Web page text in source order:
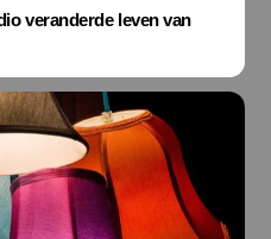
veranderde leven van